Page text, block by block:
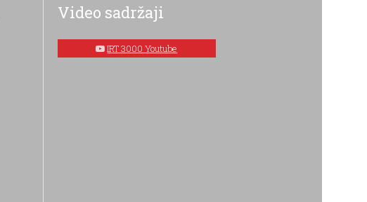
Video sadržaji
IRT 3000 Youtube